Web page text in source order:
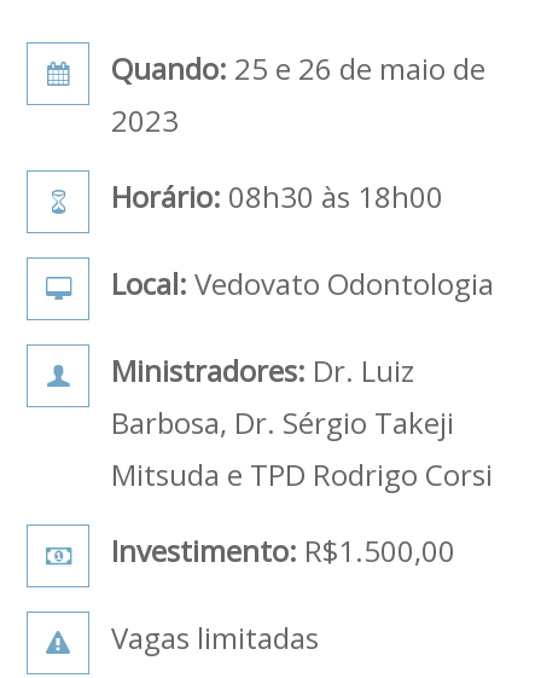
Quando: 25 e 26 de maio de
2023
Horário: 08h30 às 18h00
Local:Vedovato Odontologia
Ministradores: Dr. Luiz
Barbosa, Dr. Sérgio Takeji
Mitsuda e TPD Rodrigo Corsi
Investimento: R$1.500,00
Vagas limitadas